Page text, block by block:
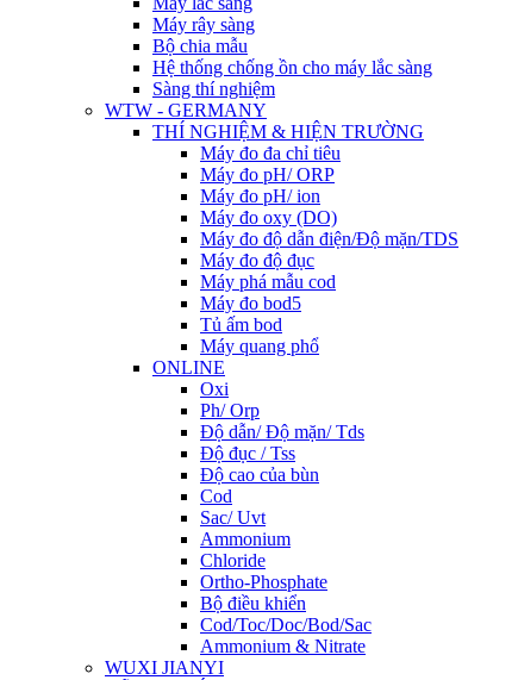
Máy rây sàng
Bộ chia mẫu
Hệ thống chống ồn cho máy lắc sàng
Sàng thí nghiệm
WTW - GERMANY
THÍ NGHIỆM & HIỆN TRƯỜNG
Máy đo đa chỉ tiêu
Máy đo pH/ ORP
Máy đo pH/ ion
Máy đo oxy (DO)
Máy đo độ dẫn điện/Độ mặn/TDS
Máy đo độ đục
Máy phá mẫu cod
Máy đo bod5
Tủ ấm bod
Máy quang phổ
ONLINE
Oxi
Ph/ Orp
Độ dẫn/ Độ mặn/ Tds
Độ đục / Tss
Độ cao của bùn
Cod
Sac/ Uvt
Ammonium
Chloride
Ortho-Phosphate
Bộ điều khiển
Cod/Toc/Doc/Bod/Sac
Ammonium & Nitrate
WUXI JIANYI